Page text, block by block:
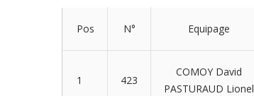
Pos N° Equipage
1 423
COMOY David
PASTURAUD Lionel